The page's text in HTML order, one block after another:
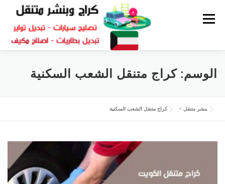
القائمة
كراج تصليح سيارات بنشر الكويت كراج متنقل
سكراب قطع غيار
الوسم:كراج متنقل الشعب السكنية
بنشر متنقل > كراج متنقل الشعب السكنية